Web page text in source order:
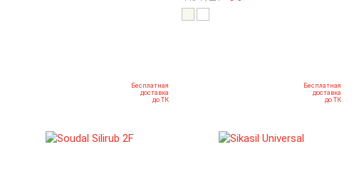
Бесплатная
доставка
до ТК
Бесплатная
доставка
до ТК